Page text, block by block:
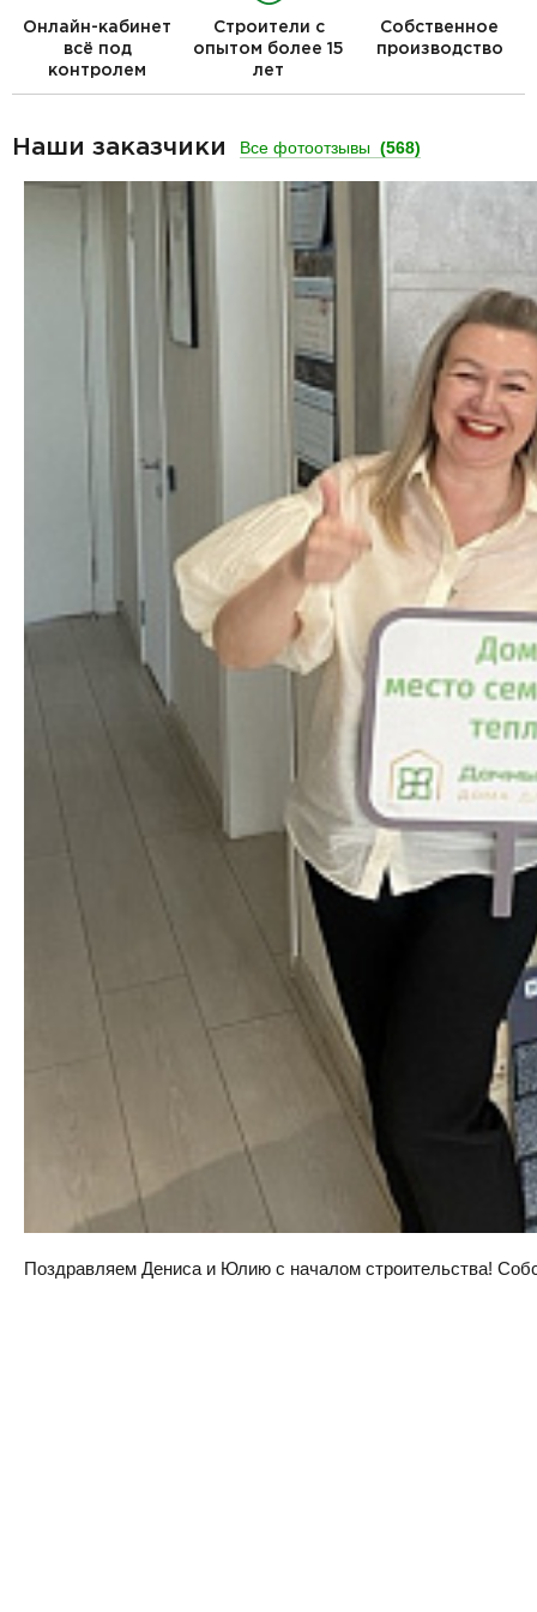
Онлайн-кабинет
всё под
контролем
Строители с
опытом более 15
лет
Собственное
производство
Наши заказчики Все фотоотзывы (568)
Поздравляем Дениса и Юлию с началом строительства!